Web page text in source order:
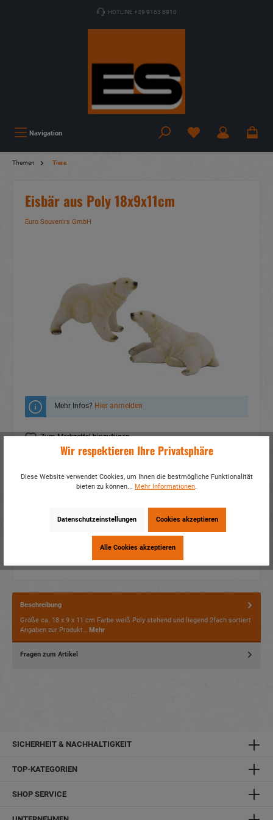
HOTLINE +49 9163 8910
Navigation
Themen Tiere
Eisbär aus Poly 18x9x11cm
Euro Souvenirs GmbH
Mehr Infos? Hier anmelden
Zum Merkzettel hinzufügen
17457
Beschreibung
Größe ca. 18 x 9 x 11 cm Farbe weiß Poly stehend und liegend 2fach sortiert
Angaben zur Produkt… Mehr
Fragen zum Artikel
SICHERHEIT & NACHHALTIGKEIT
TOP-KATEGORIEN
SHOP SERVICE
Wir respektieren Ihre Privatsphäre
Diese Website verwendet Cookies, um Ihnen die bestmögliche Funktionalität
bieten zu können... Mehr Informationen.
Datenschutzeinstellungen Cookies akzeptieren
Alle Cookies akzeptieren